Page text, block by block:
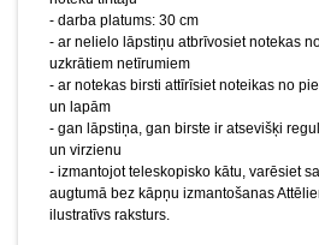
- darba platums: 30 cm
- ar nelielo lāpstiņu atbrīvosiet notekas
uzkrātiem netīrumiem
- ar notekas birsti attīrīsiet noteikas no
un lapām
- gan lāpstiņa, gan birste ir atsevišķi
un virzienu
- izmantojot teleskopisko kātu, varēsiet
augtumā bez kāpņu izmantošanas
ilustratīvs raksturs.